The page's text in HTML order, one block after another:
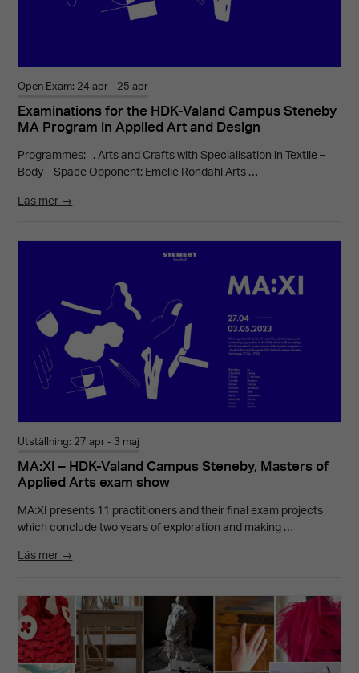
Open Exam: 24 apr - 25 apr
Examinations for the HDK-Valand Campus Steneby
MA Program in Applied Art and Design
Programmes: . Arts and Crafts with Specialisation in Textile –
Body – Space Opponent: Emelie Röndahl Arts …
Läs mer →
Utställning: 27 apr - 3 maj
MA:XI – HDK-Valand Campus Steneby, Masters of
Applied Arts exam show
MA:XI presents 11 practitioners and their final exam projects
which conclude two years of exploration and making …
Läs mer →